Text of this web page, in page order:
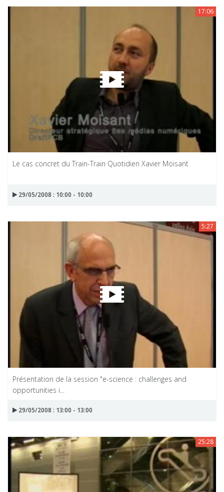
17:06
Le cas concret du Train-Train Quotidien Xavier Moisant
29/05/2008 : 10:00 - 10:00
5:27
Présentation de la session "e-science : challenges and
opportunities i...
29/05/2008 : 13:00 - 13:00
25:28